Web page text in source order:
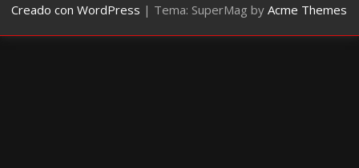
Creado con WordPress | Tema: SuperMag byAcme Themes